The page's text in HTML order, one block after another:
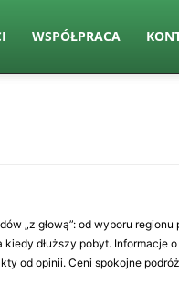
WSPÓŁPRACA
„z głową”: od wyboru regionu
dłuższy pobyt. Informacje
od opinii. Ceni spokojne